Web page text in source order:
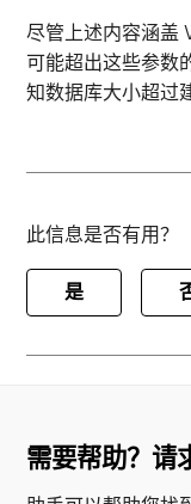
尽管上述内容涵盖
可能超出这些参数
知数据库大小超过
此信息是否有用？
是
需要帮助？请